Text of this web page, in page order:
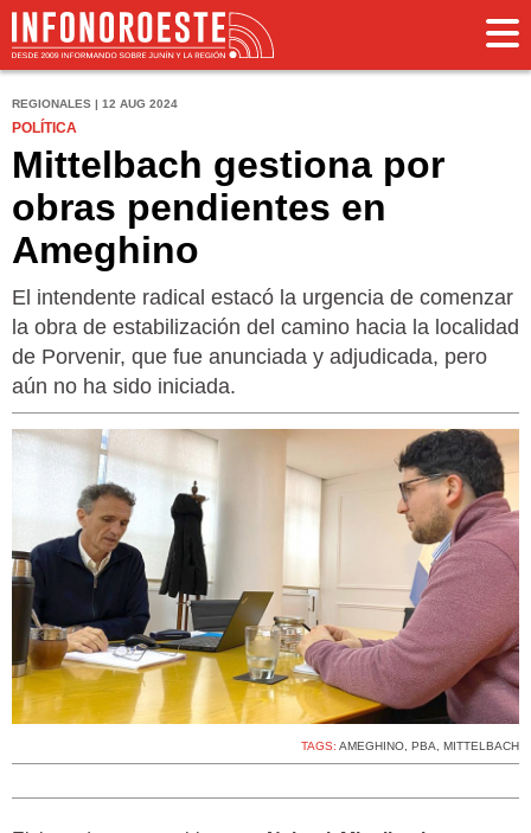
REGIONALES | 12 AUG 2024
POLÍTICA
Mittelbach gestiona por
obras pendientes en
Ameghino
El intendente radical estacó la urgencia de comenzar
la obra de estabilización del camino hacia la localidad
de Porvenir, que fue anunciada y adjudicada, pero
aún no ha sido iniciada.
TAGS: AMEGHINO, PBA, MITTELBACH